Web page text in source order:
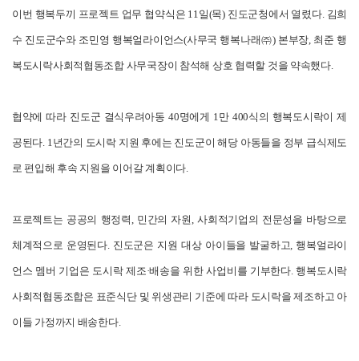
이번 행복두끼 프로젝트 업무 협약식은 11일(목) 진도군청에서 열렸다. 김희
수 진도군수와 조민영 행복얼라이언스(사무국 행복나래㈜) 본부장, 최준 행
복도시락사회적협동조합 사무국장이 참석해 상호 협력할 것을 약속했다.
협약에 따라 진도군 결식우려아동 40명에게 1만 400식의 행복도시락이 제
공된다. 1년간의 도시락 지원 후에는 진도군이 해당 아동들을 정부 급식제도
로 편입해 후속 지원을 이어갈 계획이다.
프로젝트는 공공의 행정력, 민간의 자원, 사회적기업의 전문성을 바탕으로
체계적으로 운영된다. 진도군은 지원 대상 아이들을 발굴하고, 행복얼라이
언스 멤버 기업은 도시락 제조·배송을 위한 사업비를 기부한다. 행복도시락
사회적협동조합은 표준식단 및 위생관리 기준에 따라 도시락을 제조하고 아
이들 가정까지 배송한다.